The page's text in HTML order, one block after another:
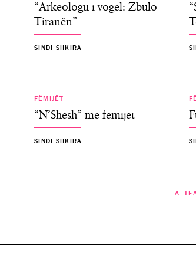
“Arkeologu i vogël: Zbulo
Tiranën”
SINDI SHKIRA
FËMIJËT
“N’Shesh” me fëmijët
SINDI SHKIRA